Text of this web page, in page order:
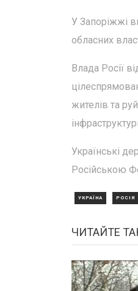
У Запоріжжі
обласних
Влада Росії
жителів та
Українські
Російською
УКРАЇНА РОСІЯ
ЧИТАЙТЕ